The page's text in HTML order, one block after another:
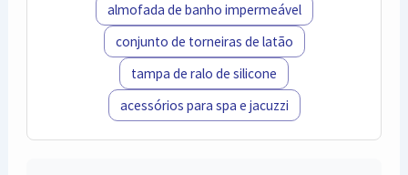
almofada de banho impermeável
conjunto de torneiras de latão
tampa de ralo de silicone
acessórios para spa e jacuzzi